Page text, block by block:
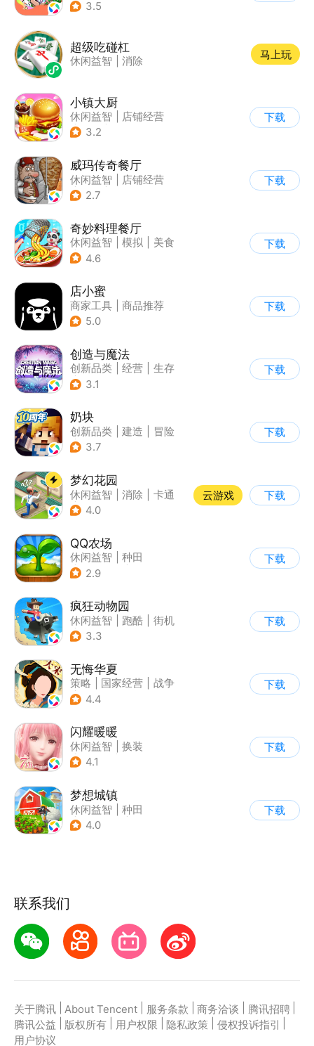
| 开放世界
3.5
超级吃碰杠
休闲益智 消除
马上玩
小镇大厨
休闲益智
店铺经营
| 美食
3.2
下载
威玛传奇餐厅
休闲益智
店铺经营
| 美食
2.7
下载
奇妙料理餐厅
休闲益智 模拟
美食
| 宝宝巴士
4.6
下载
店小蜜
商家工具
商品推荐
5.0
下载
创造与魔法
创新品类 经营
生存
| 开放世界
3.1
下载
奶块
创新品类 建造
冒险
| 开放世界
3.7
下载
梦幻花园
休闲益智 消除
卡通
| 创梦天地
4.0
云游戏 下载
QQ农场
休闲益智
种田
| 田园生活
2.9
下载
疯狂动物园
休闲益智 跑酷
街机
| 像素风
3.3
下载
无悔华夏
策略 国家经营
战争
| 中国风
4.4
下载
闪耀暖暖
休闲益智
换装
| 美少女
4.1
下载
梦想城镇
休闲益智
种田
| 田园生活
4.0
下载
联系我们
关于腾讯 About Tencent 服务条款 商务洽谈 腾讯招聘
腾讯公益
版权所有 用户权限 隐私政策 侵权投诉指引
用户协议